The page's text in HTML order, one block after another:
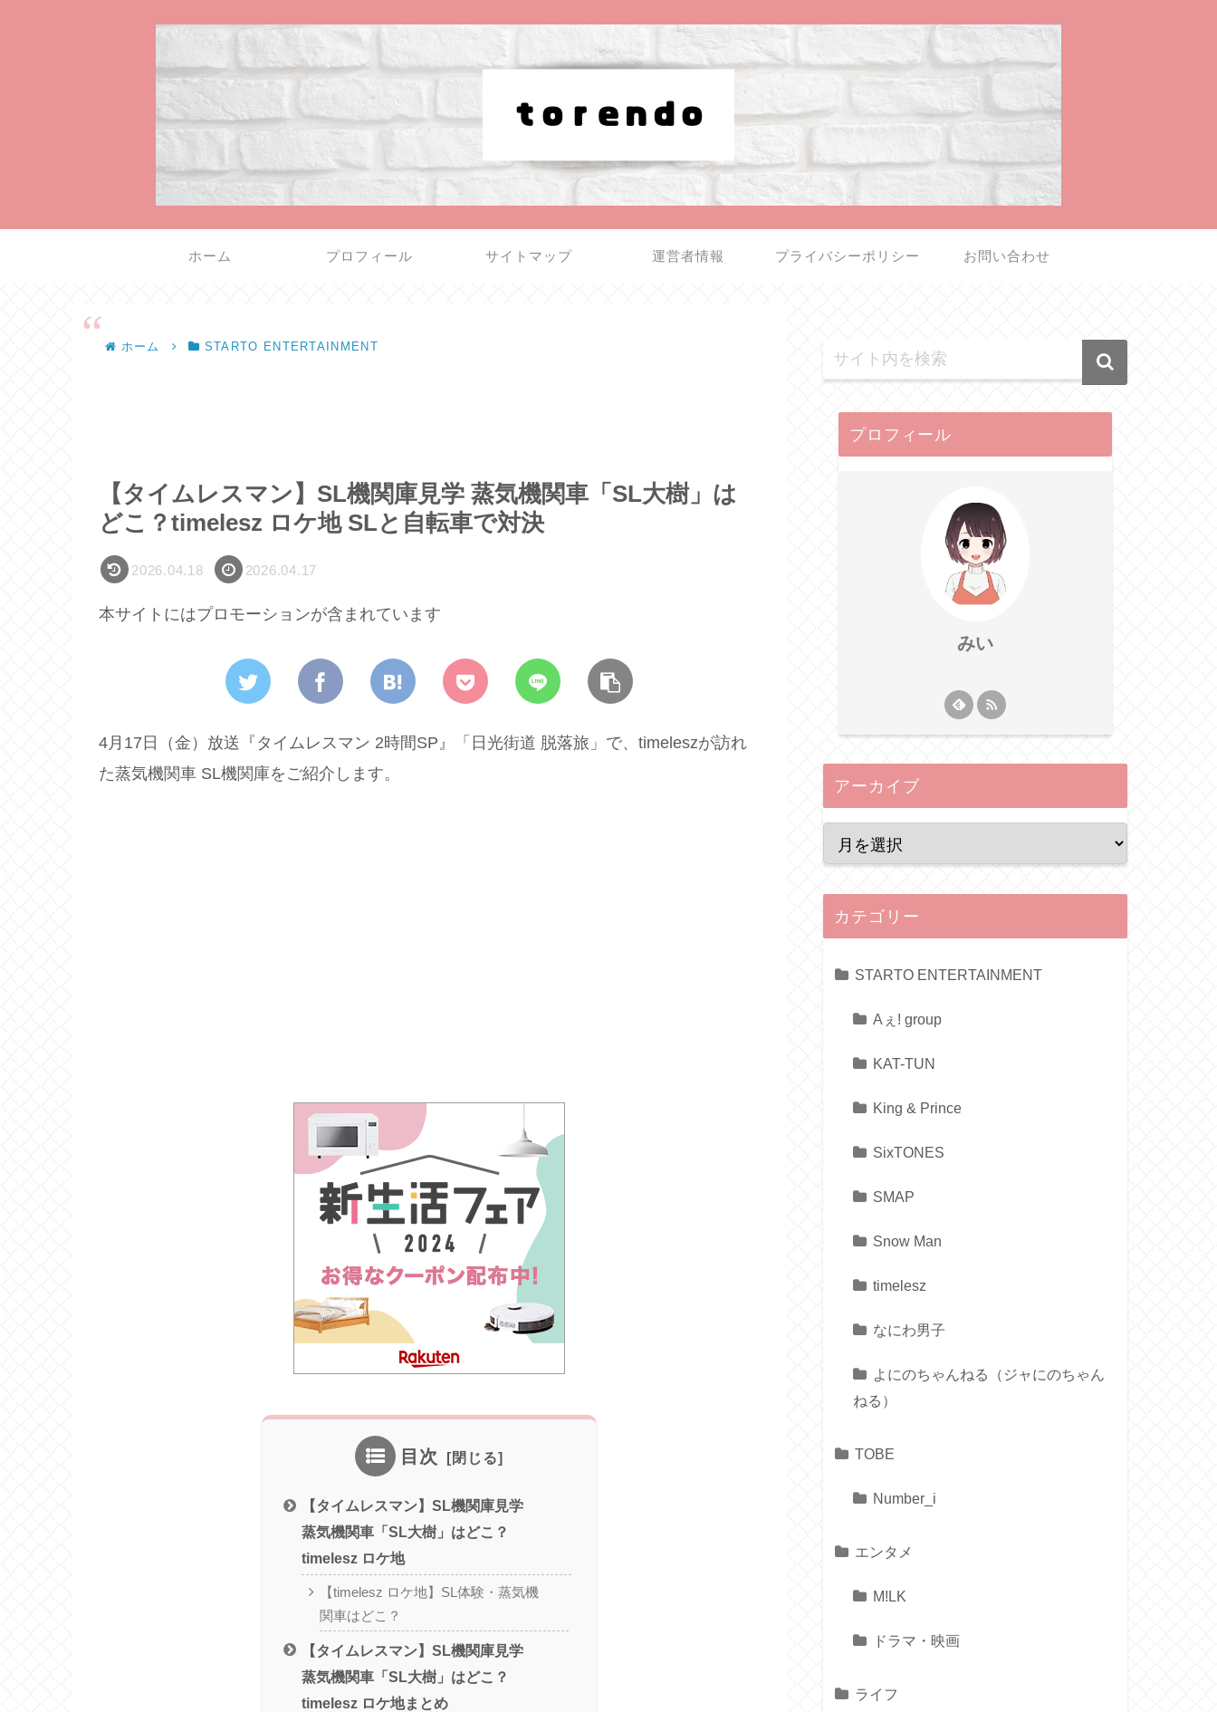
ホーム プロフィール サイトマップ 運営者情報 プライバシーポリシー お問い合わせ
ホーム STARTO ENTERTAINMENT
【タイムレスマン】SL機関庫見学 蒸気機関車「SL大樹」は
どこ？timelesz ロケ地 SLと自転車で対決
2026.04.18 2026.04.17
本サイトにはプロモーションが含まれています
4月17日（金）放送『タイムレスマン 2時間SP』「日光街道 脱落旅」で、timeleszが訪れ
た蒸気機関車 SL機関庫をご紹介します。
目次
【タイムレスマン】SL機関庫見学
蒸気機関車「SL大樹」はどこ？
timelesz ロケ地
【timelesz ロケ地】SL体験・蒸気機
関車はどこ？
【タイムレスマン】SL機関庫見学
蒸気機関車「SL大樹」はどこ？
timelesz ロケ地まとめ
プロフィール
みい
アーカイブ
カテゴリー
STARTO ENTERTAINMENT
Aぇ! group
KAT-TUN
King & Prince
SixTONES
SMAP
Snow Man
timelesz
なにわ男子
よにのちゃんねる（ジャにのちゃん
ねる）
TOBE
Number_i
エンタメ
M!LK
ドラマ・映画
ライフ